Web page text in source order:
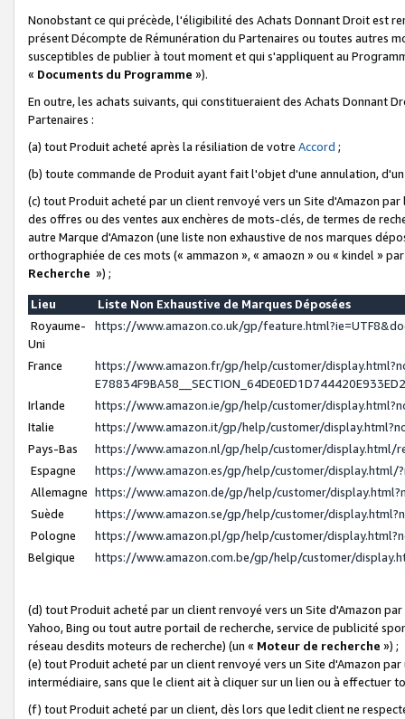
Nonobstant ce qui précède, l'éligibilité des Achats Donnant Droit est
présent Décompte de Rémunération du Partenaires ou toutes autres
susceptibles de publier à tout moment et qui s'appliquent au
« Documents du Programme »).
En outre, les achats suivants, qui constitueraient des Achats Donnant
Partenaires :
(a) tout Produit acheté après la résiliation de votre Accord ;
(b) toute commande de Produit ayant fait l'objet d'une annulation,
(c) tout Produit acheté par un client renvoyé vers un Site d'Amazon
des offres ou des ventes aux enchères de mots-clés, de termes de
autre Marque d'Amazon (une liste non exhaustive de nos marques
orthographiée de ces mots (« ammazon », « amaozn » ou « kindel »
Recherche ») ;
Lieu
Liste Non Exhaustive de Marques Déposées
Royaume-
Uni
https://www.amazon.co.uk/gp/
France
https://www.amazon.fr/gp/help/customer/
Irlande
https://www.amazon.ie/gp/help/customer/
Italie
https://www.amazon.it/gp/help/customer/
Pays-Bas
https://www.amazon.nl/gp/help/customer/display.html/
Espagne
https://www.amazon.es/gp/help/customer/display.html/
Allemagne https://www.amazon.de/gp/help/customer/
Suède
https://www.amazon.se/gp/help/customer/
Pologne
https://www.amazon.pl/gp/help/customer/
Belgique
https://www.amazon.com.be/gp/help/customer/
(d) tout Produit acheté par un client renvoyé vers un Site d'Amazon
Yahoo, Bing ou tout autre portail de recherche, service de publicité
réseau desdits moteurs de recherche) (un « Moteur de recherche ») ;
(e) tout Produit acheté par un client renvoyé vers un Site d'Amazon
intermédiaire, sans que le client ait à cliquer sur un lien ou à
(f) tout Produit acheté par un client, dès lors que ledit client ne